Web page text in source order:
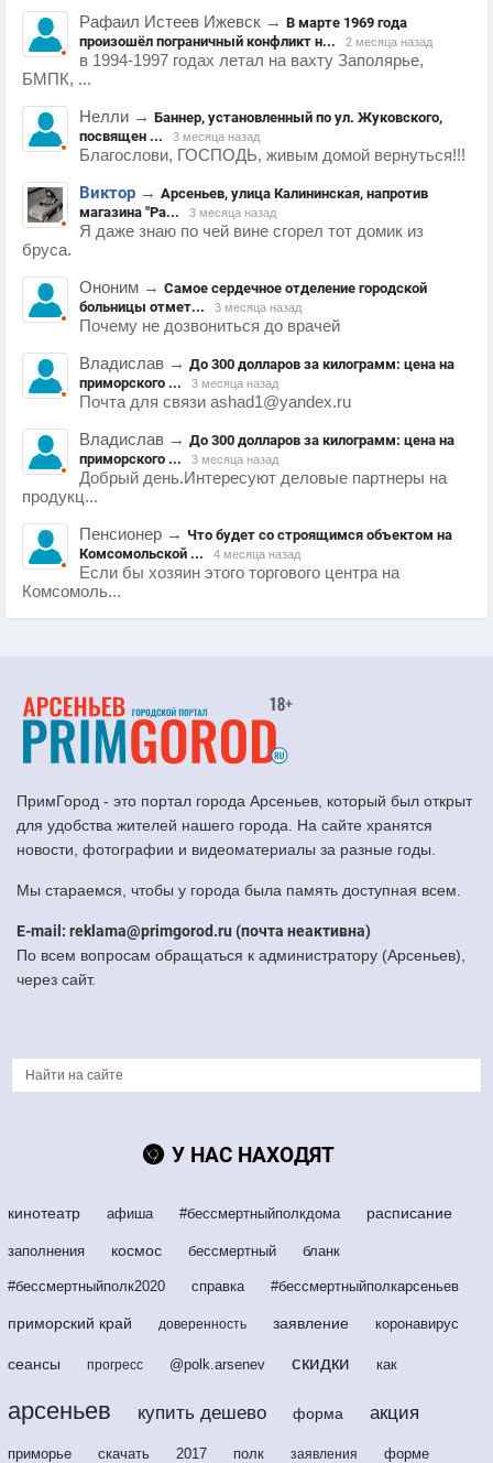
Рафаил Истеев Ижевск → В марте 1969 года
произошёл пограничный конфликт н...
2 месяца назад
в 1994-1997 годах летал на вахту Заполярье,
БМПК, ...
Нелли → Баннер, установленный по ул. Жуковского,
посвящен ...
3 месяца назад
Благослови, ГОСПОДЬ, живым домой вернуться!!!
Виктор → Арсеньев, улица Калининская, напротив
магазина "Ра...
3 месяца назад
Я даже знаю по чей вине сгорел тот домик из
бруса.
Ононим → Самое сердечное отделение городской
больницы отмет...
3 месяца назад
Почему не дозвониться до врачей
Владислав → До 300 долларов за килограмм: цена на
приморского ...
3 месяца назад
Почта для связи ashad1@yandex.ru
Владислав → До 300 долларов за килограмм: цена на
приморского ...
3 месяца назад
Добрый день.Интересуют деловые партнеры на
продукц...
Пенсионер → Что будет со строящимся объектом на
Комсомольской ...
4 месяца назад
Если бы хозяин этого торгового центра на
Комсомоль...
ПримГород - это портал города Арсеньев, который был открыт
для удобства жителей нашего города. На сайте хранятся
новости, фотографии и видеоматериалы за разные годы.
Мы стараемся, чтобы у города была память доступная всем.
E-mail: reklama@primgorod.ru (почта неактивна)
По всем вопросам обращаться к администратору (Арсеньев),
через сайт.
У НАС НАХОДЯТ
кинотеатр афиша #бессмертныйполкдома расписание
заполнения космос бессмертный бланк
#бессмертныйполк2020 справка #бессмертныйполкарсеньев
приморский край доверенность заявление коронавирус
сеансы прогресс @polk.arsenev скидки как
арсеньев купить дешево форма акция
приморье скачать 2017 полк заявления форме